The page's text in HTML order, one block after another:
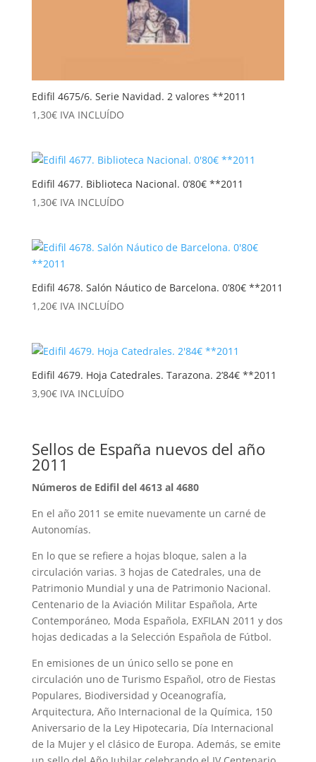
Edifil 4675/6. Serie Navidad. 2 valores **2011
1,30€ IVA INCLUÍDO
Edifil 4677. Biblioteca Nacional. 0’80€ **2011
1,30€ IVA INCLUÍDO
Edifil 4678. Salón Náutico de Barcelona. 0’80€ **2011
1,20€ IVA INCLUÍDO
Edifil 4679. Hoja Catedrales. Tarazona. 2’84€ **2011
3,90€ IVA INCLUÍDO
Sellos de España nuevos del año
2011
Números de Edifil del 4613 al 4680
En el año 2011 se emite nuevamente un carné de
Autonomías.
En lo que se refiere a hojas bloque, salen a la
circulación varias. 3 hojas de Catedrales, una de
Patrimonio Mundial y una de Patrimonio Nacional.
Centenario de la Aviación Militar Española, Arte
Contemporáneo, Moda Española, EXFILAN 2011 y dos
hojas dedicadas a la Selección Española de Fútbol.
En emisiones de un único sello se pone en
circulación uno de Turismo Español, otro de Fiestas
Populares, Biodiversidad y Oceanografía,
Arquitectura, Año Internacional de la Química, 150
Aniversario de la Ley Hipotecaria, Día Internacional
de la Mujer y el clásico de Europa. Además, se emite